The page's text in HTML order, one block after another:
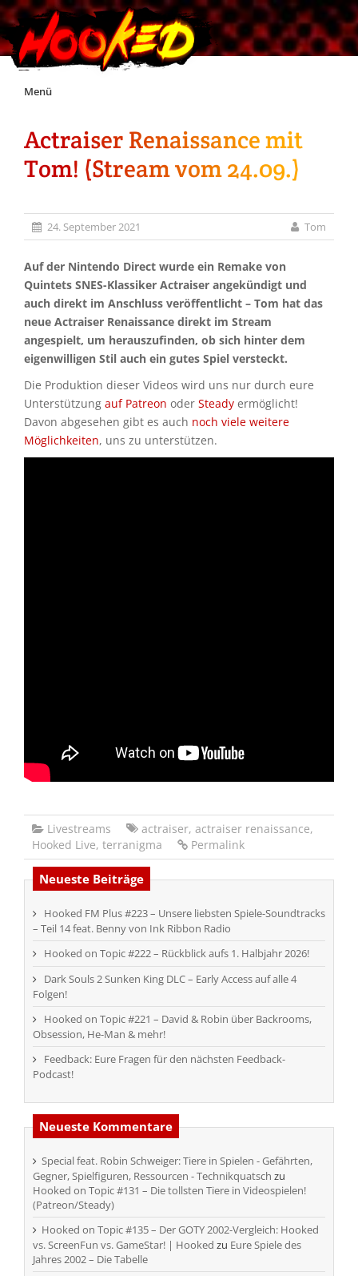
Skip
Menü
Unterstützt Hooked!
Exklusiv für Supporter*innen
Impressum
Jobs
Discord
Actraiser Renaissance mit
Tom! (Stream vom 24.09.)
24. September 2021 Tom
Auf der Nintendo Direct wurde ein Remake von
Quintets SNES-Klassiker Actraiser angekündigt und
auch direkt im Anschluss veröffentlicht – Tom hat das
neue Actraiser Renaissance direkt im Stream
angespielt, um herauszufinden, ob sich hinter dem
eigenwilligen Stil auch ein gutes Spiel versteckt.
Die Produktion dieser Videos wird uns nur durch eure
Unterstützung auf Patreon oder Steady ermöglicht!
Davon abgesehen gibt es auch noch viele weitere
Möglichkeiten, uns zu unterstützen.
Livestreams actraiser, actraiser renaissance,
Hooked Live, terranigma Permalink
Neueste Beiträge
Hooked FM Plus #223 – Unsere liebsten Spiele-Soundtracks
– Teil 14 feat. Benny von Ink Ribbon Radio
Hooked on Topic #222 – Rückblick aufs 1. Halbjahr 2026!
Dark Souls 2 Sunken King DLC – Early Access auf alle 4
Folgen!
Hooked on Topic #221 – David & Robin über Backrooms,
Obsession, He-Man & mehr!
Feedback: Eure Fragen für den nächsten Feedback-
Podcast!
Neueste Kommentare
Special feat. Robin Schweiger: Tiere in Spielen - Gefährten,
Gegner, Spielfiguren, Ressourcen - Technikquatsch zu
Hooked on Topic #131 – Die tollsten Tiere in Videospielen!
(Patreon/Steady)
Hooked on Topic #135 – Der GOTY 2002-Vergleich: Hooked
vs. ScreenFun vs. GameStar! | Hooked zu Eure Spiele des
Jahres 2002 – Die Tabelle